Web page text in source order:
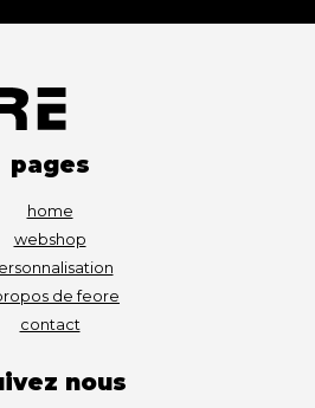
pages
home
webshop
de feore
contact
nous